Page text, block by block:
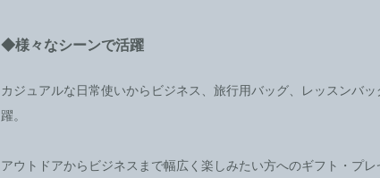
◆様々なシーンで活躍
カジュアルな日常使いからビジネス、旅行用バッグ、レッスンバ
躍。
アウトドアからビジネスまで幅広く楽しみたい方へのギフト・プ